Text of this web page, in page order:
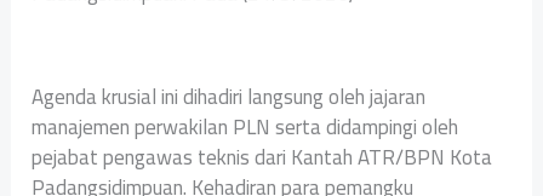
Agenda krusial ini dihadiri langsung oleh jajaran
manajemen perwakilan PLN serta didampingi oleh
pejabat pengawas teknis dari Kantah ATR/BPN Kota
Padangsidimpuan. Kehadiran para pemangku